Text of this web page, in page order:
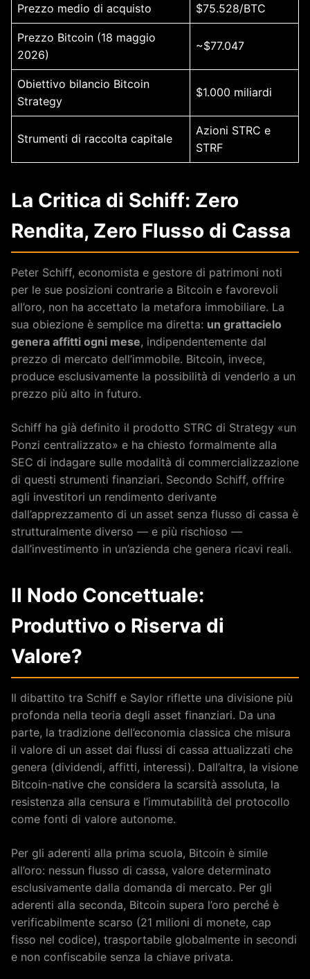
Prezzo medio di acquisto $75.528/BTC
Prezzo Bitcoin (18 maggio
2026)
~$77.047
Obiettivo bilancio Bitcoin
Strategy
$1.000 miliardi
Strumenti di raccolta capitale
Azioni STRC e
STRF
La Critica di Schiff: Zero
Rendita, Zero Flusso di Cassa
Peter Schiff, economista e gestore di patrimoni noti
per le sue posizioni contrarie a Bitcoin e favorevoli
all’oro, non ha accettato la metafora immobiliare. La
sua obiezione è semplice ma diretta: un grattacielo
genera affitti ogni mese, indipendentemente dal
prezzo di mercato dell’immobile. Bitcoin, invece,
produce esclusivamente la possibilità di venderlo a un
prezzo più alto in futuro.
Schiff ha già definito il prodotto STRC di Strategy «un
Ponzi centralizzato» e ha chiesto formalmente alla
SEC di indagare sulle modalità di commercializzazione
di questi strumenti finanziari. Secondo Schiff, offrire
agli investitori un rendimento derivante
dall’apprezzamento di un asset senza flusso di cassa è
strutturalmente diverso — e più rischioso —
dall’investimento in un’azienda che genera ricavi reali.
Il Nodo Concettuale:
Produttivo o Riserva di
Valore?
Il dibattito tra Schiff e Saylor riflette una divisione più
profonda nella teoria degli asset finanziari. Da una
parte, la tradizione dell’economia classica che misura
il valore di un asset dai flussi di cassa attualizzati che
genera (dividendi, affitti, interessi). Dall’altra, la visione
Bitcoin-native che considera la scarsità assoluta, la
resistenza alla censura e l’immutabilità del protocollo
come fonti di valore autonome.
Per gli aderenti alla prima scuola, Bitcoin è simile
all’oro: nessun flusso di cassa, valore determinato
esclusivamente dalla domanda di mercato. Per gli
aderenti alla seconda, Bitcoin supera l’oro perché è
verificabilmente scarso (21 milioni di monete, cap
fisso nel codice), trasportabile globalmente in secondi
e non confiscabile senza la chiave privata.